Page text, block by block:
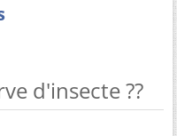
d'insecte ??